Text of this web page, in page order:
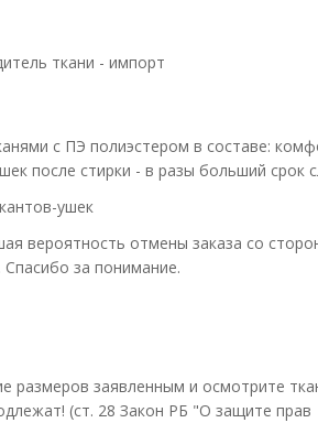
ткани - импорт
с ПЭ полиэстером в составе:
после стирки - в разы больший срок
ушек
вероятность отмены заказа со
за понимание.
размеров заявленным и осмотрите
(ст. 28 Закон РБ "О защите прав